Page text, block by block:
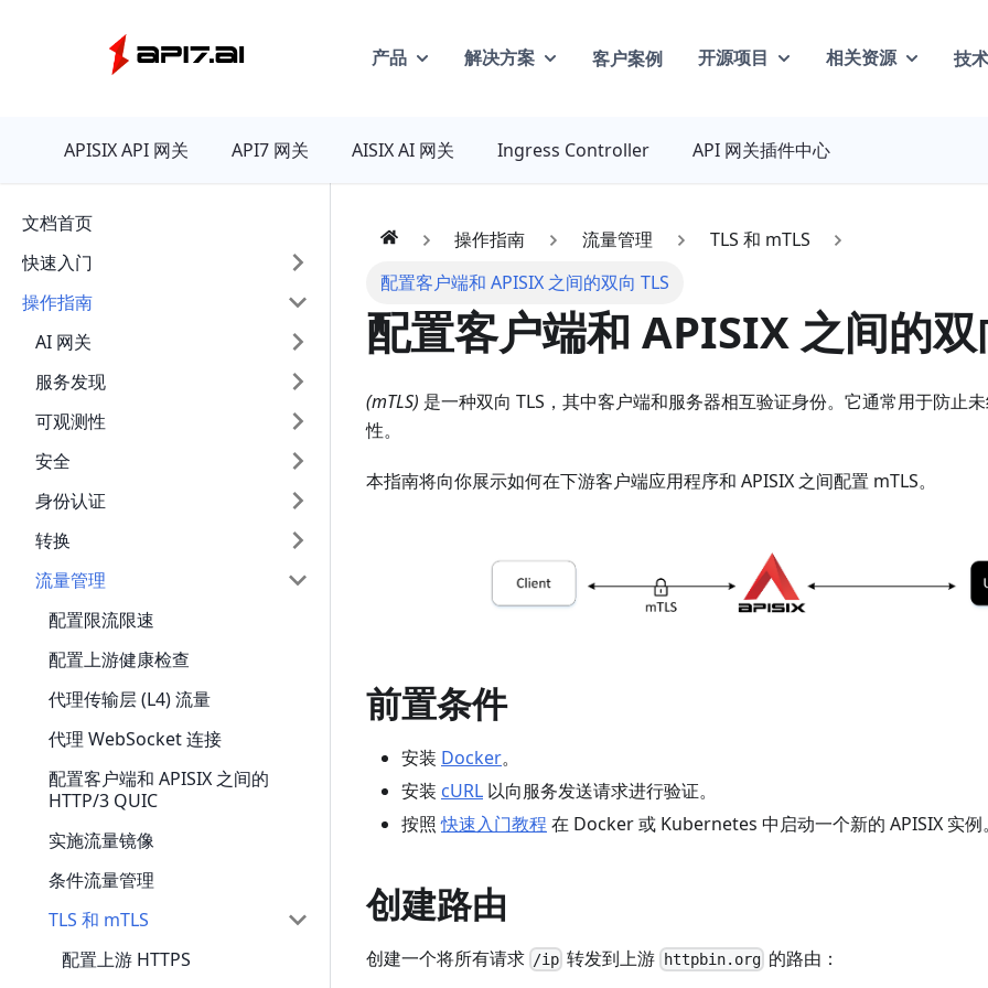
产品 解决方案 客户案例 开源项目 相关资源 技
APISIX API 网关 API7 网关 AISIX AI 网关 Ingress Controller API 网关插件中心
文档首页
快速入门
操作指南
AI 网关
服务发现
可观测性
安全
身份认证
转换
流量管理
配置限流限速
配置上游健康检查
代理传输层 (L4) 流量
代理 WebSocket 连接
配置客户端和 APISIX 之间的
HTTP/3 QUIC
实施流量镜像
条件流量管理
TLS 和 mTLS
配置上游 HTTPS
操作指南 流量管理
TLS 和 mTLS
配置客户端和 APISIX 之间的双向 TLS
配置客户端和 APISIX 之间的双
(mTLS) 是一种双向 TLS，其中客户端和服务器相互验证身份。它通常用于防止
性。
本指南将向你展示如何在下游客户端应用程序和 APISIX 之间配置 mTLS。
前置条件
安装 Docker。
安装 cURL 以向服务发送请求进行验证。
按照快速入门教程 在 Docker 或 Kubernetes 中启动一个新的 APISIX 实例
创建路由
创建一个将所有请求 /ip 转发到上游 httpbin.org的路由：